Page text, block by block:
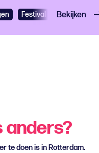
Festival Gratis
Bekijken
anders?
te doen is in Rotterdam.